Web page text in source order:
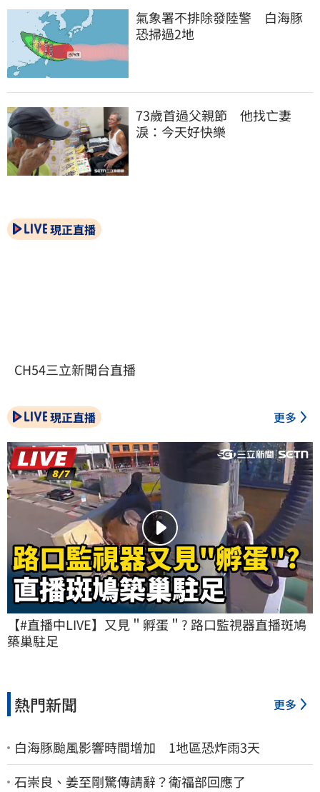
氣象署不排除發陸警　白海豚
恐掃過2地
73歲首過父親節　他找亡妻
淚：今天好快樂
現正直播
CH54三立新聞台直播
現正直播 更多
【#直播中LIVE】又見＂孵蛋＂? 路口監視器直播斑鳩
築巢駐足
熱門新聞 更多
白海豚颱風影響時間增加 1地區恐炸雨3天
石崇良、姜至剛驚傳請辭？衛福部回應了